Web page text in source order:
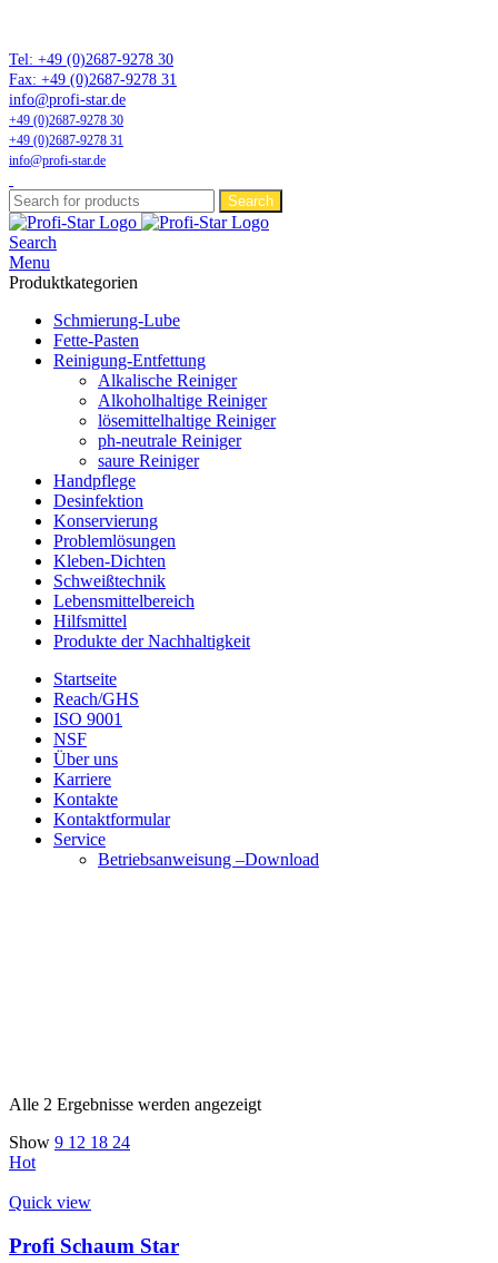
Tel: +49 (0)2687-9278 30
Fax: +49 (0)2687-9278 31
info@profi-star.de
+49 (0)2687-9278 30
+49 (0)2687-9278 31
info@profi-star.de
Search
Search
Menu
Produktkategorien
Schmierung-Lube
Fette-Pasten
Reinigung-Entfettung
Alkalische Reiniger
Alkoholhaltige Reiniger
lösemittelhaltige Reiniger
ph-neutrale Reiniger
saure Reiniger
Handpflege
Desinfektion
Konservierung
Problemlösungen
Kleben-Dichten
Schweißtechnik
Lebensmittelbereich
Hilfsmittel
Produkte der Nachhaltigkeit
Startseite
Reach/GHS
ISO 9001
NSF
Über uns
Karriere
Kontakte
Kontaktformular
Service
Betriebsanweisung –Download
Alle 2 Ergebnisse werden angezeigt
Show 9 12 18 24
Hot
Quick view
Profi Schaum Star